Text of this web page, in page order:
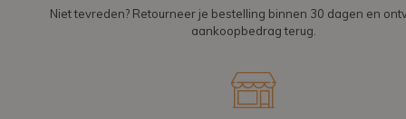
Niet tevreden? Retourneer je bestelling binnen 30 dagen en
aankoopbedrag terug.